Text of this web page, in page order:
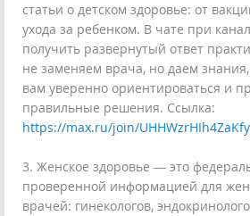
статьи о детском здоровье: от
ухода за ребенком. В чате при
получить развернутый ответ
не заменяем врача, но даем
вам уверенно ориентироваться и
правильные решения. Ссылка:
https://max.ru/join/
3. Женское здоровье — это
проверенной информацией для
врачей: гинекологов,